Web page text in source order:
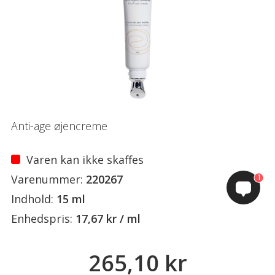
Anti-age øjencreme
Varen kan ikke skaffes
Varenummer: 220267
Indhold: 15 ml
Enhedspris: 17,67 kr / ml
265,10 kr
1